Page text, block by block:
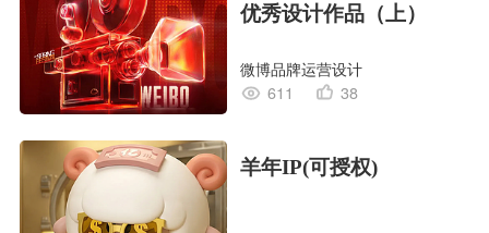
优秀设计作品（上）
微博品牌运营设计
611
38
羊年IP(可授权)